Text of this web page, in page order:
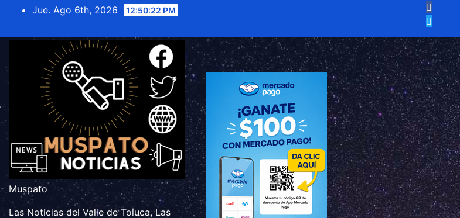
Saltar
contenido
Jue. Ago 6th, 2026 12:50:23 PM
Muspato
Las Noticias del Valle de Toluca, Las